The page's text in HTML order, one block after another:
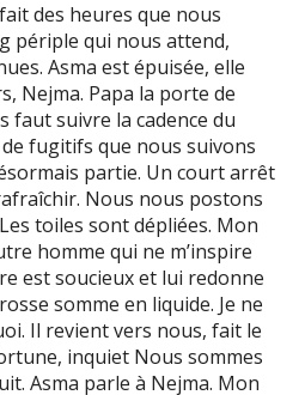
des heures que nous
périple qui nous attend,
Asma est épuisée, elle
Nejma. Papa la porte de
faut suivre la cadence du
fugitifs que nous suivons
partie. Un court arrêt
Nous nous postons
toiles sont dépliées. Mon
homme qui ne m’inspire
est soucieux et lui redonne
somme en liquide. Je ne
Il revient vers nous, fait le
inquiet Nous sommes
Asma parle à Nejma. Mon